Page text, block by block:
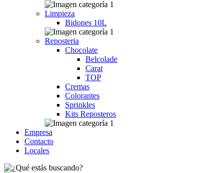
Limpieza
Bidones 10L
Reposteria
Chocolate
Belcolade
Carat
TOP
Cremas
Colorantes
Sprinkles
Kits Reposteros
Empresa
Contacto
Locales